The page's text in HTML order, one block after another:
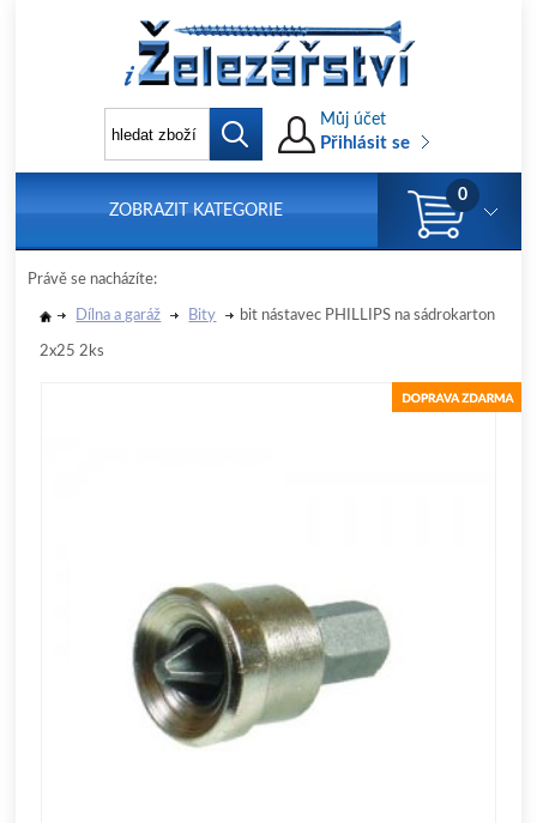
Můj účet
Přihlásit se
ZOBRAZIT KATEGORIE
0
Právě se nacházíte:
Dílna a garáž Bity bit nástavec PHILLIPS na sádrokarton
2x25 2ks